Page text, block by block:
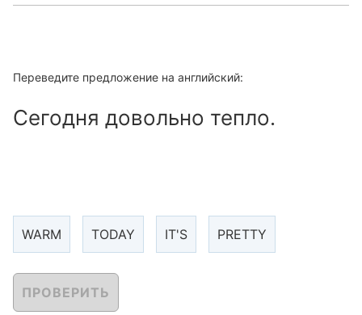
Переведите предложение на английский:
Сегодня довольно тепло.
WARM TODAY IT'S PRETTY
ПРОВЕРИТЬ